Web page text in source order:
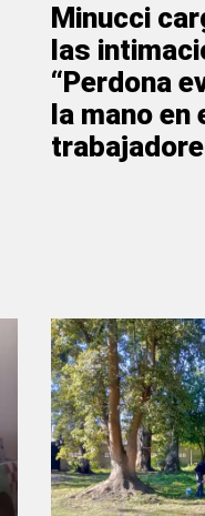
Minucci
las
“Perdona
la mano en